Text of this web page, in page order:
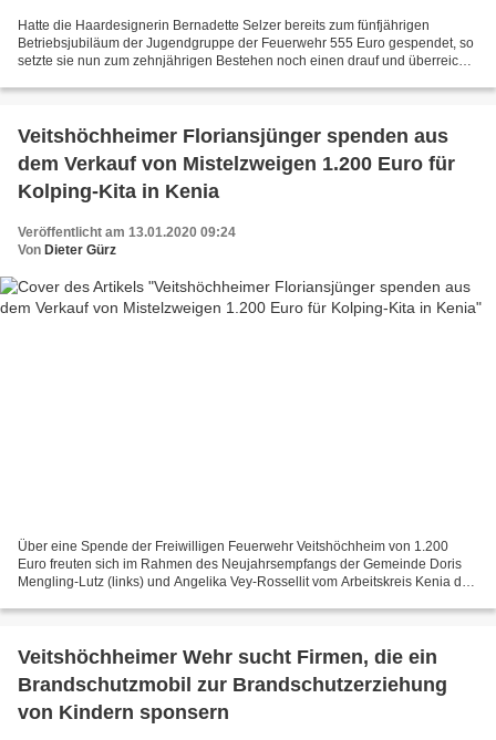
Hatte die Haardesignerin Bernadette Selzer bereits zum fünfjährigen
Betriebsjubiläum der Jugendgruppe der Feuerwehr 555 Euro gespendet, so
setzte sie nun zum zehnjährigen Bestehen noch einen drauf und überreichte
Veitshöchheimer Floriansjünger spenden aus
dem Verkauf von Mistelzweigen 1.200 Euro für
Kolping-Kita in Kenia
Veröffentlicht am 13.01.2020 09:24
Von Dieter Gürz
Über eine Spende der Freiwilligen Feuerwehr Veitshöchheim von 1.200
Euro freuten sich im Rahmen des Neujahrsempfangs der Gemeinde Doris
Mengling-Lutz (links) und Angelika Vey-Rossellit vom Arbeitskreis Kenia der
Veitshöchheimer Wehr sucht Firmen, die ein
Brandschutzmobil zur Brandschutzerziehung
von Kindern sponsern